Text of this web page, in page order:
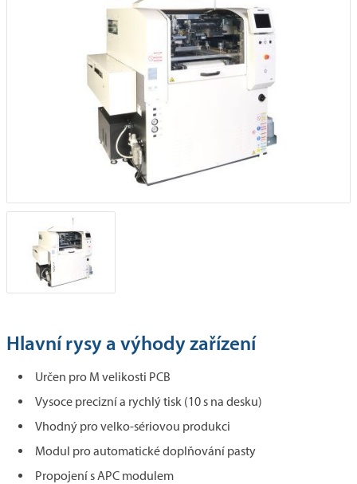
Hlavní rysy a výhody zařízení
Určen pro M velikosti PCB
Vysoce precizní a rychlý tisk (10 s na desku)
Vhodný pro velko-sériovou produkci
Modul pro automatické doplňování pasty
Propojení s APC modulem